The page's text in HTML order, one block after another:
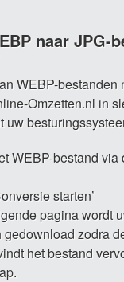
naar JPG-
WEBP-bestanden
Omzetten.nl in
uw
WEBP-bestand via
starten’
pagina wordt
gedownload zodra
het bestand